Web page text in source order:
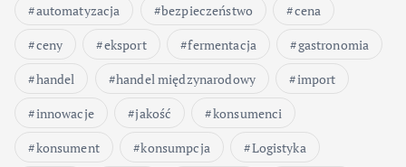
automatyzacja bezpieczeństwo
cena
ceny
eksport fermentacja
gastronomia
handel
handel międzynarodowy
import
innowacje
jakość
konsumenci
konsument
konsumpcja
Logistyka